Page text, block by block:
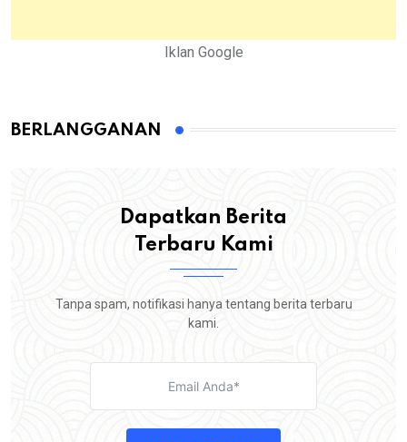
Iklan Google
BERLANGGANAN
Dapatkan Berita
Terbaru Kami
Tanpa spam, notifikasi hanya tentang berita terbaru
kami.